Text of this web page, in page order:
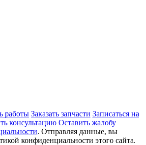
работы Заказать запчасти Записаться на
консультацию Оставить жалобу
. Отправляя данные, вы
конфиденциальности этого сайта.